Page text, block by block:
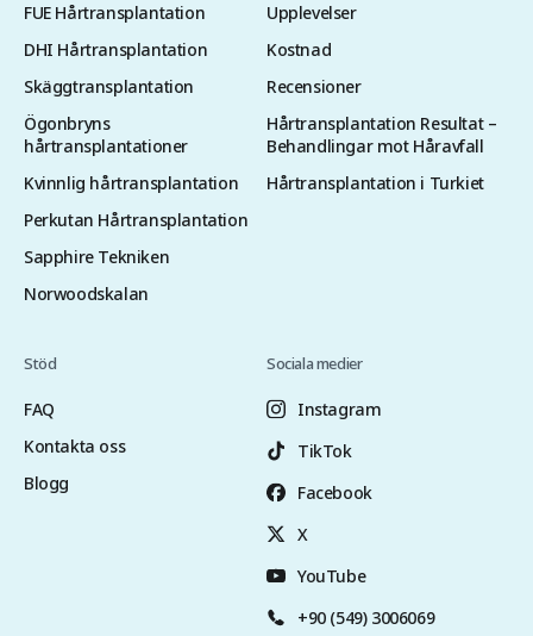
FUE Hårtransplantation
DHI Hårtransplantation
Skäggtransplantation
Ögonbryns
hårtransplantationer
Kvinnlig hårtransplantation
Perkutan Hårtransplantation
Sapphire Tekniken
Norwoodskalan
Upplevelser
Kostnad
Recensioner
Hårtransplantation Resultat –
Behandlingar mot Håravfall
Hårtransplantation i Turkiet
Stöd
FAQ
Kontakta oss
Blogg
Sociala medier
Instagram
TikTok
Facebook
X
YouTube
+90 (549) 3006069